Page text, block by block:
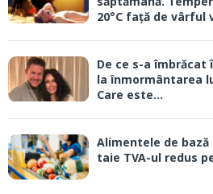
20°C față de vârful
De ce s-a îmbrăcat
la înmormântarea
Care este...
Alimentele de bază
taie TVA-ul redus